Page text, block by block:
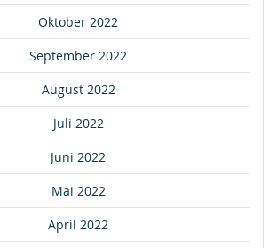
Oktober 2022
September 2022
August 2022
Juli 2022
Juni 2022
Mai 2022
April 2022